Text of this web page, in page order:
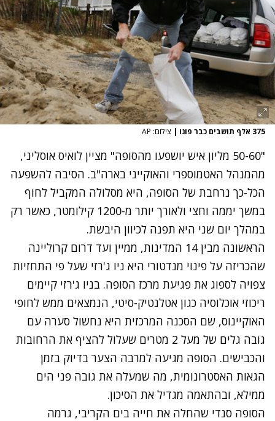
375 אלף תושבים כבר פונו | צילום: AP
"50-60 מליון איש יושפעו מהסופה" מציין לואיס אוסליני,
מהמנהל האטמוספרי והאוקייני בארה"ב. הסיבה להשפעה
הכל-כך נרחבת של הסופה, היא מסלולה המקביל לחוף
במשך יממה וחצי ולאורך יותר מ-1200 קילומטר, כאשר רק
במהלך יום שני היא תפנה לכיוון היבשת.
הראשונה מבין 14 המדינות, ממיין ועד דרום קרוליינה
שהכריזה על פינוי מנדטורי היא ניו ג'רזי שעל פי התחזיות
צפויה לספוג את פגיעת מרכז הסופה. בניו ג'רזי קיימים
ריכוזי אוכלוסיה כגון אטלנטיק-סיטי, הנמצאים ממש לחופי
האוקיינוס, שם הסכנה המרכזית היא נחשול סערה עם
גובה גלים של מעל 2 מטרים שעלול להציף את הרחובות
והכבישים. הסופה מגיעה למרבה הצער בדיוק בזמן
הגאות האסטרונומית, מה שמעלה את גובה פני הים
ממילא, ובהתאמה מגדיל את הסיכון.
הסופה סנדי שהחלה את חייה בים הקריבי, גרמה